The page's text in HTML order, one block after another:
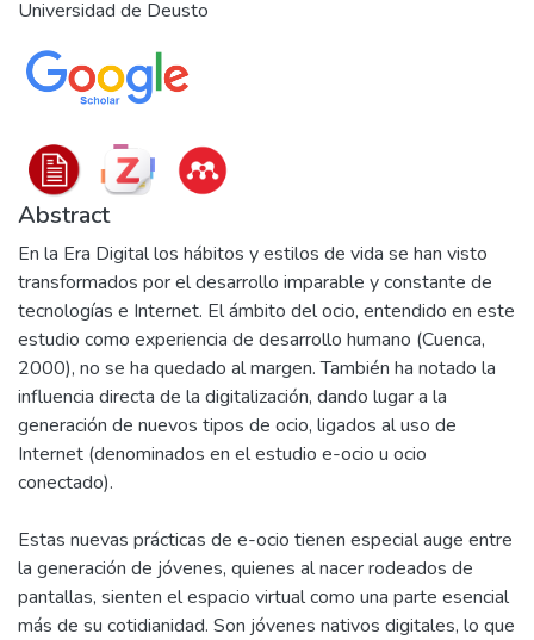
Universidad de Deusto
Abstract
En la Era Digital los hábitos y estilos de vida se han visto
transformados por el desarrollo imparable y constante de
tecnologías e Internet. El ámbito del ocio, entendido en este
estudio como experiencia de desarrollo humano (Cuenca,
2000), no se ha quedado al margen. También ha notado la
influencia directa de la digitalización, dando lugar a la
generación de nuevos tipos de ocio, ligados al uso de
Internet (denominados en el estudio e-ocio u ocio
conectado).
Estas nuevas prácticas de e-ocio tienen especial auge entre
la generación de jóvenes, quienes al nacer rodeados de
pantallas, sienten el espacio virtual como una parte esencial
más de su cotidianidad. Son jóvenes nativos digitales, lo que